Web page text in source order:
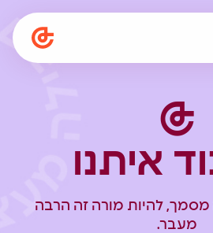
איתנו
להיות מורה זה הרבה
מעבר.